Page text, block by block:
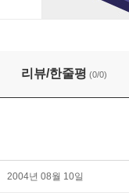
리뷰/한줄평 (0/0)
2004년 08월 10일